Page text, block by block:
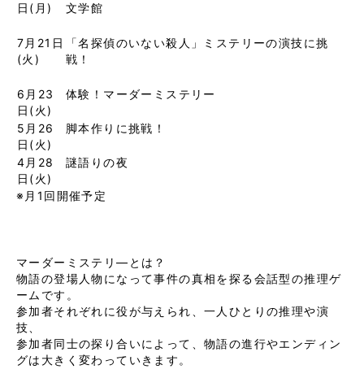
日(月)
文学館
7月21日
(火)
「名探偵のいない殺人」ミステリーの演技に挑
戦！
6月23
日(火)
体験！マーダーミステリー
5月26
日(火)
脚本作りに挑戦！
4月28
日(火)
謎語りの夜
※月1回開催予定
マーダーミステリ―とは？
物語の登場人物になって事件の真相を探る会話型の推理ゲ
ームです。
参加者それぞれに役が与えられ、一人ひとりの推理や演
技、
参加者同士の探り合いによって、物語の進行やエンディン
グは大きく変わっていきます。